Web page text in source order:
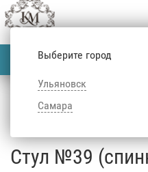
Выберите город
Ульяновск
Самара
Кухня
» Стулья для кухни
Стул №39